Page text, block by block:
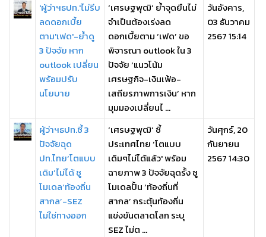
'ผู้ว่าฯธปท.'ไม่รีบ
ลดดอกเบี้ย
ตาม'เฟด'-ย้ำดู
3 ปัจจัย หาก
outlook เปลี่ยน
พร้อมปรับ
นโยบาย
‘เศรษฐพุฒิ’ ย้ำจุดยืนไม่
จำเป็นต้องเร่งลด
ดอกเบี้ยตาม ‘เฟด’ ขอ
พิจารณา outlook ใน 3
ปัจจัย ‘แนวโน้ม
เศรษฐกิจ-เงินเฟ้อ-
เสถียรภาพการเงิน’ หาก
มุมมองเปลี่ยนไ ...
วันอังคาร,
03 ธันวาคม
2567 15:14
ผู้ว่าฯธปท.ชี้ 3
ปัจจัยฉุด
ปท.ไทย‘โตแบบ
เดิม’ไม่ได้ ชู
โมเดล‘ท้องถิ่น
สากล’-SEZ
ไม่ใช่ทางออก
‘เศรษฐพุฒิ’ ชี้
ประเทศไทย ‘โตแบบ
เดิมๆไม่ได้แล้ว' พร้อม
ฉายภาพ 3 ปัจจัยฉุดรั้ง ชู
โมเดลปั้น ‘ท้องถิ่นที่
สากล’ กระตุ้นท้องถิ่น
แข่งขันตลาดโลก ระบุ
SEZ ไม่ต ...
วันศุกร์, 20
กันยายน
2567 14:30